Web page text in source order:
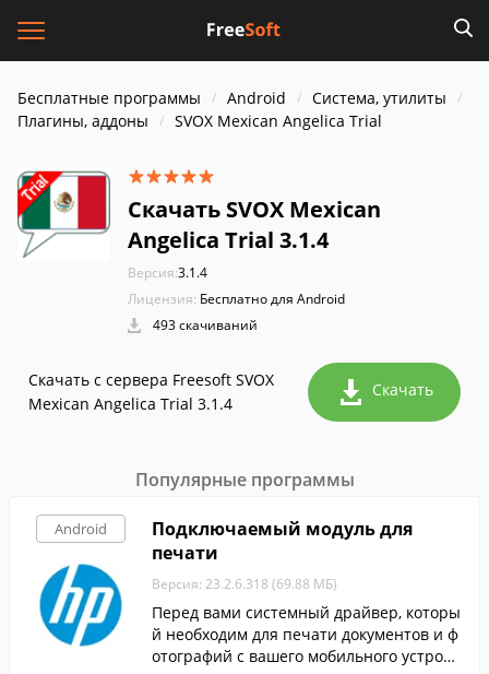
Бесплатные программы Android
Система, утилиты
Плагины, аддоны
SVOX Mexican Angelica Trial
Скачать SVOX Mexican
Angelica Trial 3.1.4
Версия:3.1.4
Лицензия: Бесплатно для Android
493 скачиваний
Скачать с сервера Freesoft SVOX
Mexican Angelica Trial 3.1.4
Скачать
Популярные программы
Android
Подключаемый модуль для
печати
Версия: 23.2.6.318 (69.88 МБ)
Перед вами системный драйвер, которы
й необходим для печати документов и ф
отографий с вашего мобильного устройс